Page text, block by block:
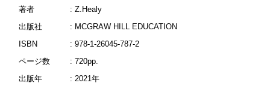
著者
: Z.Healy
出版社
: MCGRAW HILL EDUCATION
ISBN
: 978-1-26045-787-2
ページ数
: 720pp.
出版年
: 2021年